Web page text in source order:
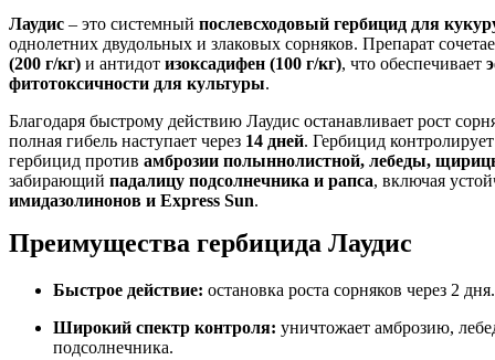
Лаудис – это системный послевсходовый гербицид для
однолетних двудольных и злаковых сорняков. Препарат
(200 г/кг) и антидот изоксадифен (100 г/кг), что обеспечивает
фитотоксичности для культуры.
Благодаря быстрому действию Лаудис останавливает рост
полная гибель наступает через 14 дней. Гербицид
гербицид против амброзии полыннолистной, лебеды,
забирающий падалицу подсолнечника и рапса, включая
имидазолинонов и Express Sun.
Преимущества гербицида Лаудис
Быстрое действие: остановка роста сорняков через 2 дня.
Широкий спектр контроля: уничтожает амброзию,
подсолнечника.